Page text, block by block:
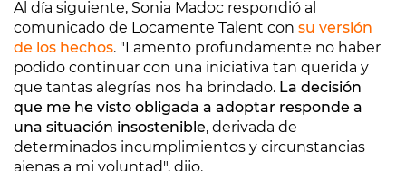
Al día siguiente, Sonia Madoc respondió al
comunicado de Locamente Talent con su versión
de los hechos. "Lamento profundamente no haber
podido continuar con una iniciativa tan querida y
que tantas alegrías nos ha brindado. La decisión
que me he visto obligada a adoptar responde a
una situación insostenible, derivada de
determinados incumplimientos y circunstancias
ajenas a mi voluntad", dijo.